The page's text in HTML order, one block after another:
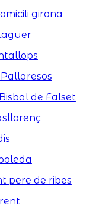
girona
de Falset
pere de ribes